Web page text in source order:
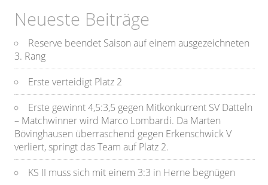
Neueste Beiträge
Reserve beendet Saison auf einem ausgezeichneten
3. Rang
Erste verteidigt Platz 2
Erste gewinnt 4,5:3,5 gegen Mitkonkurrent SV Datteln
– Matchwinner wird Marco Lombardi. Da Marten
Bövinghausen überraschend gegen Erkenschwick V
verliert, springt das Team auf Platz 2.
KS II muss sich mit einem 3:3 in Herne begnügen